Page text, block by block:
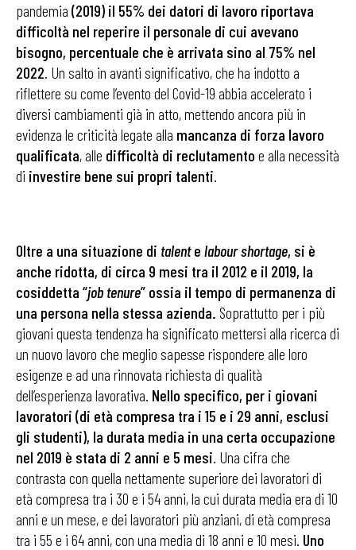
pandemia (2019) il 55% dei datori di lavoro riportava
difficoltà nel reperire il personale di cui avevano
bisogno, percentuale che è arrivata sino al 75% nel
2022. Un salto in avanti significativo, che ha indotto a
riflettere su come l’evento del Covid-19 abbia accelerato i
diversi cambiamenti già in atto, mettendo ancora più in
evidenza le criticità legate alla mancanza di forza lavoro
qualificata, alle difficoltà di reclutamento e alla necessità
di investire bene sui propri talenti.
Oltre a una situazione di talente labour shortage, si è
anche ridotta, di circa 9 mesi tra il 2012 e il 2019, la
cosiddetta “job tenure” ossia il tempo di permanenza di
una persona nella stessa azienda. Soprattutto per i più
giovani questa tendenza ha significato mettersi alla ricerca di
un nuovo lavoro che meglio sapesse rispondere alle loro
esigenze e ad una rinnovata richiesta di qualità
dell’esperienza lavorativa. Nello specifico, per i giovani
lavoratori (di età compresa tra i 15 e i 29 anni, esclusi
gli studenti), la durata media in una certa occupazione
nel 2019 è stata di 2 anni e 5 mesi. Una cifra che
contrasta con quella nettamente superiore dei lavoratori di
età compresa tra i 30 e i 54 anni, la cui durata media era di 10
anni e un mese, e dei lavoratori più anziani, di età compresa
tra i 55 e i 64 anni, con una media di 18 anni e 10 mesi. Uno